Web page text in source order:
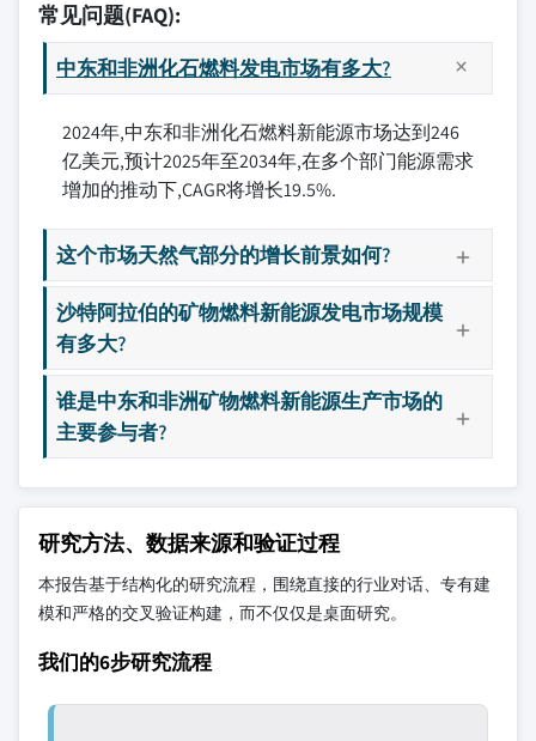
常见问题(FAQ):
中东和非洲化石燃料发电市场有多大?
2024年,中东和非洲化石燃料新能源市场达到246
亿美元,预计2025年至2034年,在多个部门能源需求
增加的推动下,CAGR将增长19.5%.
这个市场天然气部分的增长前景如何?
沙特阿拉伯的矿物燃料新能源发电市场规模
有多大?
谁是中东和非洲矿物燃料新能源生产市场的
主要参与者?
研究方法、数据来源和验证过程
本报告基于结构化的研究流程，围绕直接的行业对话、专有建
模和严格的交叉验证构建，而不仅仅是桌面研究。
我们的6步研究流程